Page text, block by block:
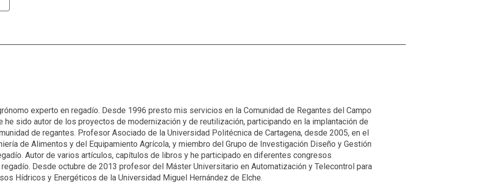
experto en regadío. Desde 1996 presto mis servicios en la Comunidad de Regantes del Campo
he sido autor de los proyectos de modernización y de reutilización, participando en la implantación de
de regantes. Profesor Asociado de la Universidad Politécnica de Cartagena, desde 2005, en el
de Alimentos y del Equipamiento Agrícola, y miembro del Grupo de Investigación Diseño y Gestión
Autor de varios artículos, capítulos de libros y he participado en diferentes congresos
Desde octubre de 2013 profesor del Máster Universitario en Automatización y Telecontrol para
Hídricos y Energéticos de la Universidad Miguel Hernández de Elche.